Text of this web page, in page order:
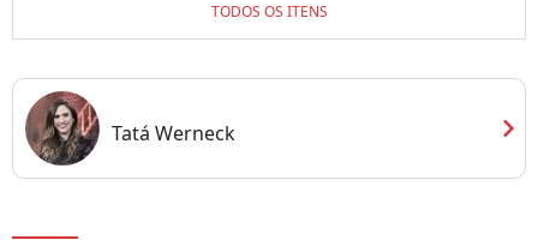
TODOS OS ITENS
Tatá Werneck chevron_right